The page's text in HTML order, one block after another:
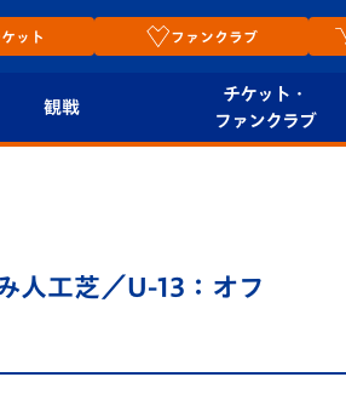
ット ファンクラブ
観戦
チケット・
ファンクラブ
プレイヤーズスイート
工芝／U-13：オフ